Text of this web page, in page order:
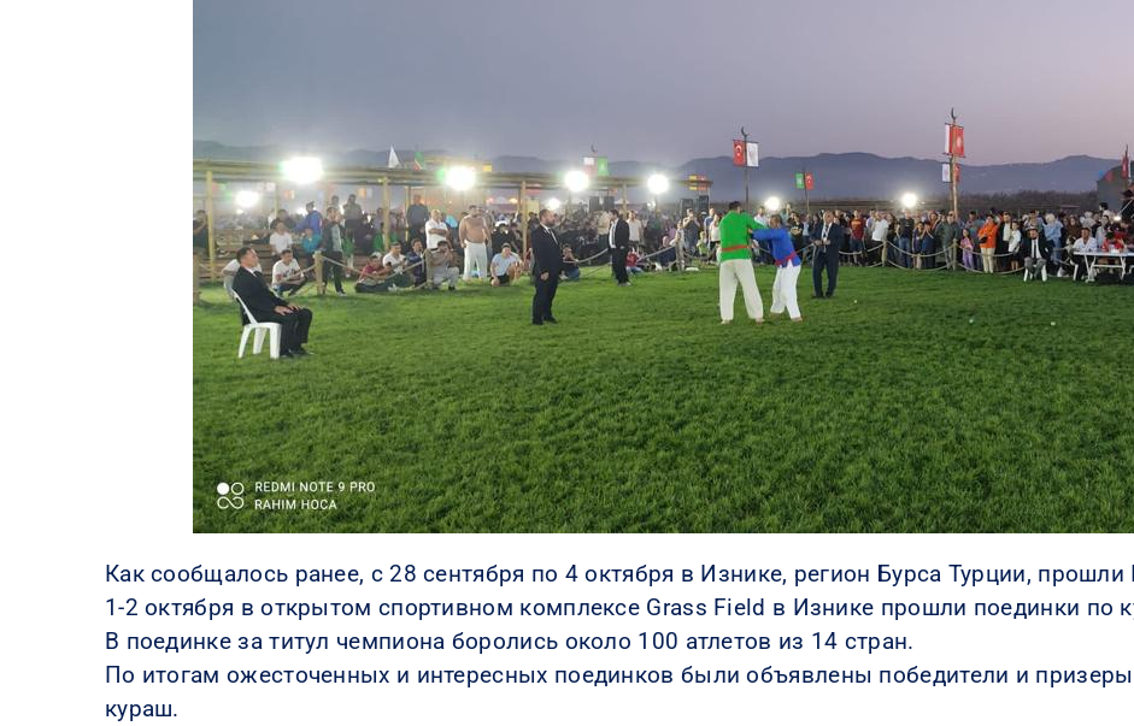
Как сообщалось ранее, с 28 сентября по 4 октября в Изнике, регион Бурса Турции,
1-2 октября в открытом спортивном комплексе Grass Field в Изнике прошли поединки по
В поединке за титул чемпиона боролись около 100 атлетов из 14 стран.
По итогам ожесточенных и интересных поединков были объявлены победители и
кураш.